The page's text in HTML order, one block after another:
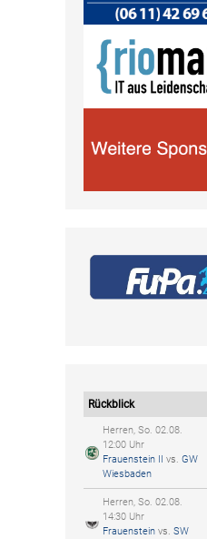
Rückblick
Herren, So. 02.08.
12:00 Uhr
Frauenstein II
vs. GW
Wiesbaden
Herren, So. 02.08.
14:30 Uhr
Frauenstein vs. SW